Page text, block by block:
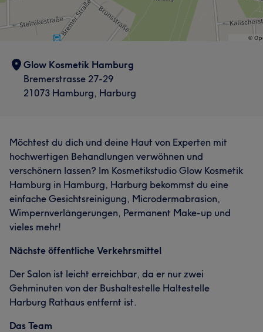
Glow Kosmetik Hamburg
Bremerstrasse 27-29
21073 Hamburg, Harburg
Möchtest du dich und deine Haut von Experten mit
hochwertigen Behandlungen verwöhnen und
verschönern lassen? Im Kosmetikstudio Glow Kosmetik
Hamburg in Hamburg, Harburg bekommst du eine
einfache Gesichtsreinigung, Microdermabrasion,
Wimpernverlängerungen, Permanent Make-up und
vieles mehr!
Nächste öffentliche Verkehrsmittel
Der Salon ist leicht erreichbar, da er nur zwei
Gehminuten von der Bushaltestelle Haltestelle
Harburg Rathaus entfernt ist.
Das Team